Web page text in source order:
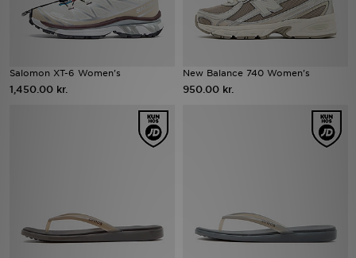
Salomon XT-6 Women's
1,450.00 kr.
New Balance 740 Women's
950.00 kr.
Brands
Hjælp & information